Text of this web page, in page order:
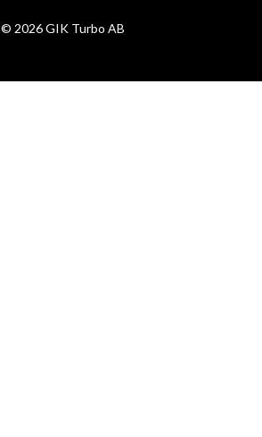
© 2026 GIK Turbo AB